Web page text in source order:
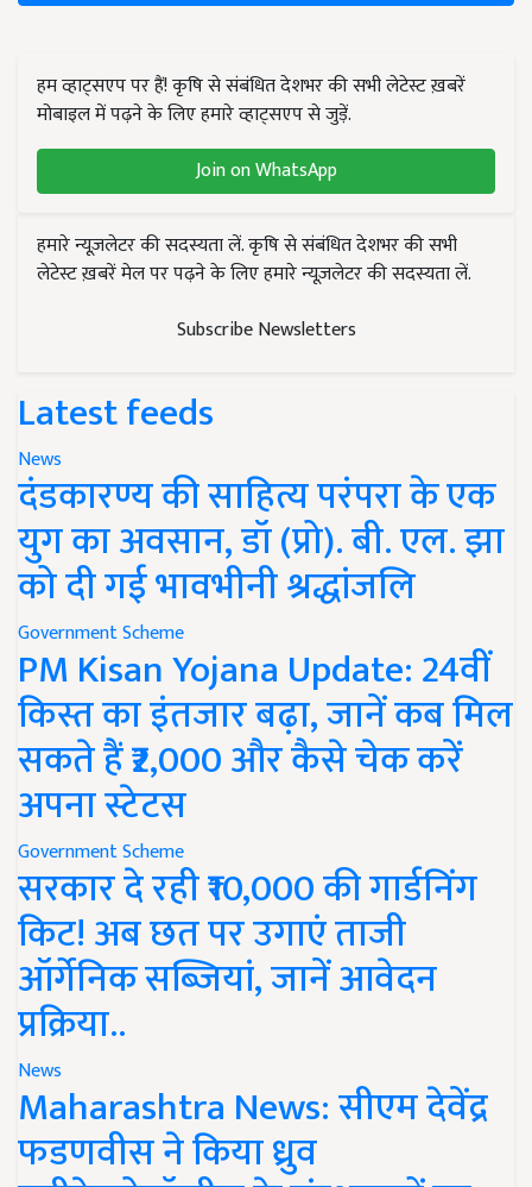
हम व्हाट्सएप पर हैं! कृषि से संबंधित देशभर की सभी लेटेस्ट ख़बरें
मोबाइल में पढ़ने के लिए हमारे व्हाट्सएप से जुड़ें.
Join on WhatsApp
हमारे न्यूज़लेटर की सदस्यता लें. कृषि से संबंधित देशभर की सभी
लेटेस्ट ख़बरें मेल पर पढ़ने के लिए हमारे न्यूज़लेटर की सदस्यता लें.
Subscribe Newsletters
Latest feeds
News
दंडकारण्य की साहित्य परंपरा के एक
युग का अवसान, डॉ (प्रो). बी. एल. झा
को दी गई भावभीनी श्रद्धांजलि
Government Scheme
PM Kisan Yojana Update: 24वीं
किस्त का इंतजार बढ़ा, जानें कब मिल
सकते हैं ₹2,000 और कैसे चेक करें
अपना स्टेटस
Government Scheme
सरकार दे रही ₹10,000 की गार्डनिंग
किट! अब छत पर उगाएं ताजी
ऑर्गेनिक सब्जियां, जानें आवेदन
प्रक्रिया..
News
Maharashtra News: सीएम देवेंद्र
फडणवीस ने किया ध्रुव